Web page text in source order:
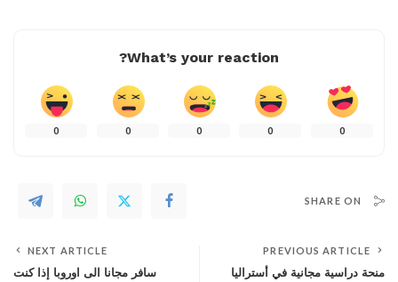
What’s your reaction?
0
0
0
0
0
SHARE ON
PREVIOUS ARTICLE
منحة دراسية مجانية في أستراليا
NEXT ARTICLE
سافر مجانا الى اوروبا إذا كنت